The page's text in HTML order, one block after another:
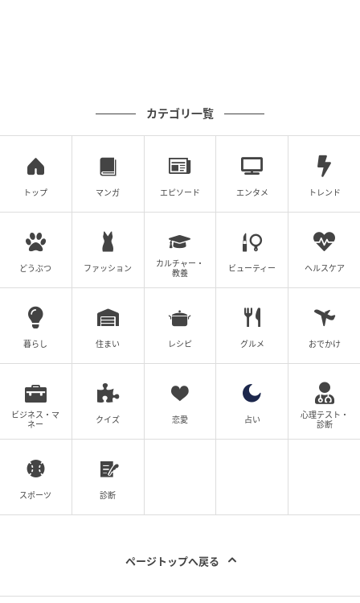
カテゴリ一覧
トップ マンガ エピソード エンタメ トレンド
どうぶつ ファッション
カルチャー・
教養
ビューティー ヘルスケア
暮らし 住まい レシピ グルメ おでかけ
ビジネス・マ
ネー
クイズ 恋愛 占い
心理テスト・
診断
スポーツ 診断
ページトップへ戻る